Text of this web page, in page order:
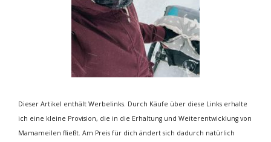
Dieser Artikel enthält Werbelinks. Durch Käufe über diese Links erhalte
ich eine kleine Provision, die in die Erhaltung und Weiterentwicklung von
Mamameilen fließt. Am Preis für dich ändert sich dadurch natürlich